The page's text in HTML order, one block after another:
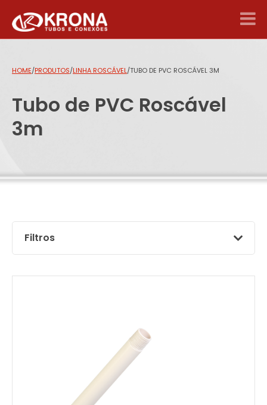
HOME/PRODUTOS/LINHA ROSCÁVEL/TUBO DE PVC ROSCÁVEL 3M
Tubo de PVC Roscável
3m
Filtros